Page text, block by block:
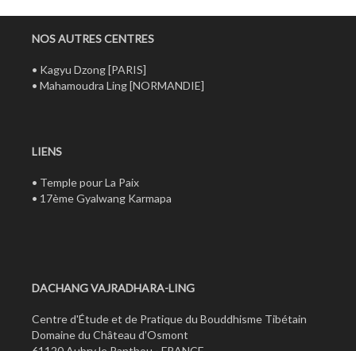
NOS AUTRES CENTRES
• Kagyu Dzong[PARIS]
• Mahamoudra Ling[NORMANDIE]
LIENS
• Temple pour La Paix
• 17ème Gyalwang Karmapa
DACHANG VAJRADHARA-LING
Centre d'Étude et de Pratique du Bouddhisme Tibétain
Domaine du Château d'Osmont